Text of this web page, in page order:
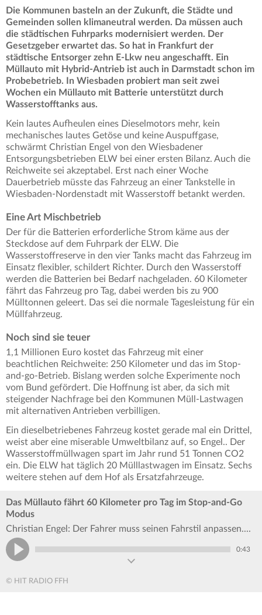
Die Kommunen basteln an der Zukunft, die Städte und
Gemeinden sollen klimaneutral werden. Da müssen auch
die städtischen Fuhrparks modernisiert werden. Der
Gesetzgeber erwartet das. So hat in Frankfurt der
städtische Entsorger zehn E-Lkw neu angeschafft. Ein
Müllauto mit Hybrid-Antrieb ist auch in Darmstadt schon im
Probebetrieb. In Wiesbaden probiert man seit zwei
Wochen ein Müllauto mit Batterie unterstützt durch
Wasserstofftanks aus.
Kein lautes Aufheulen eines Dieselmotors mehr, kein
mechanisches lautes Getöse und keine Auspuffgase,
schwärmt Christian Engel von den Wiesbadener
Entsorgungsbetrieben ELW bei einer ersten Bilanz. Auch die
Reichweite sei akzeptabel. Erst nach einer Woche
Dauerbetrieb müsste das Fahrzeug an einer Tankstelle in
Wiesbaden-Nordenstadt mit Wasserstoff betankt werden.
Eine Art Mischbetrieb
Der für die Batterien erforderliche Strom käme aus der
Steckdose auf dem Fuhrpark der ELW. Die
Wasserstoffreserve in den vier Tanks macht das Fahrzeug im
Einsatz flexibler, schildert Richter. Durch den Wasserstoff
werden die Batterien bei Bedarf nachgeladen. 60 Kilometer
fährt das Fahrzeug pro Tag, dabei werden bis zu 900
Mülltonnen geleert. Das sei die normale Tagesleistung für ein
Müllfahrzeug.
Noch sind sie teuer
1,1 Millionen Euro kostet das Fahrzeug mit einer
beachtlichen Reichweite: 250 Kilometer und das im Stop-
and-go-Betrieb. Bislang werden solche Experimente noch
vom Bund gefördert. Die Hoffnung ist aber, da sich mit
steigender Nachfrage bei den Kommunen Müll-Lastwagen
mit alternativen Antrieben verbilligen.
Ein dieselbetriebenes Fahrzeug kostet gerade mal ein Drittel,
weist aber eine miserable Umweltbilanz auf, so Engel.. Der
Wasserstoffmüllwagen spart im Jahr rund 51 Tonnen CO2
ein. Die ELW hat täglich 20 Mülllastwagen im Einsatz. Sechs
weitere stehen auf dem Hof als Ersatzfahrzeuge.
Das Müllauto fährt 60 Kilometer pro Tag im Stop-and-Go
Modus
Christian Engel: Der Fahrer muss seinen Fahrstil anpassen....
0:43
© HIT RADIO FFH